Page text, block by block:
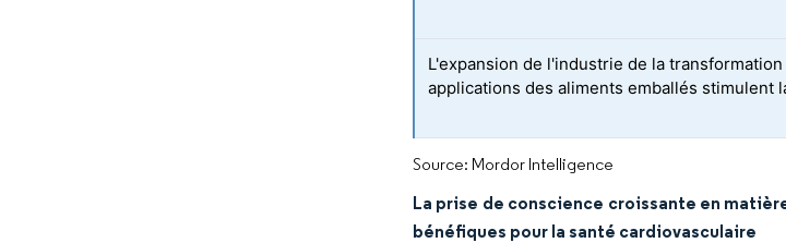
L'expansion de l'industrie de la
applications des aliments emballés stimulent
Source: Mordor Intelligence
La prise de conscience croissante en
bénéfiques pour la santé cardiovasculaire